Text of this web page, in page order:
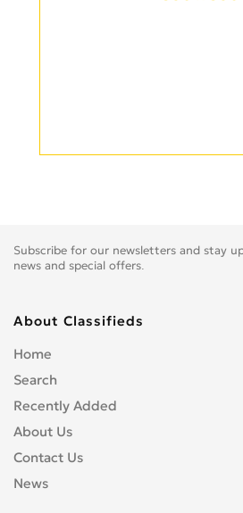
Subscribe for our newsletters and stay
news and special offers.
About Classifieds
Home
Search
Recently Added
About Us
Contact Us
News